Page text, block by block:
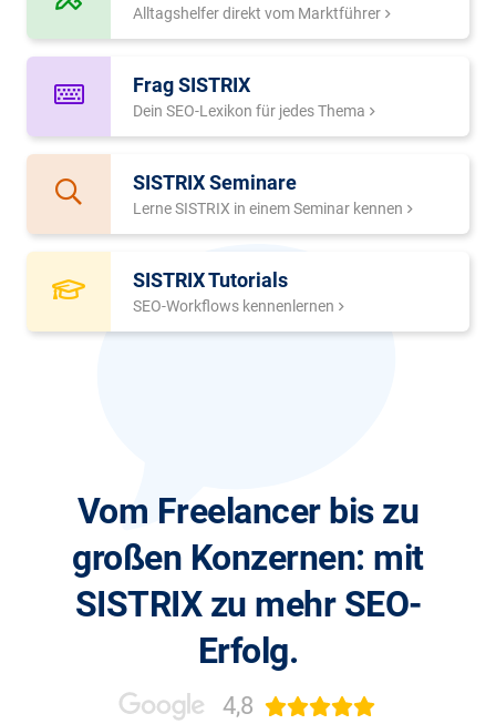
Alltagshelfer direkt vom Marktführer
Frag SISTRIX
Dein SEO-Lexikon für jedes Thema
SISTRIX Seminare
Lerne SISTRIX in einem Seminar kennen
SISTRIX Tutorials
SEO-Workflows kennenlernen
Vom Freelancer bis zu
großen Konzernen: mit
SISTRIX zu mehr SEO-
Erfolg.
4,8